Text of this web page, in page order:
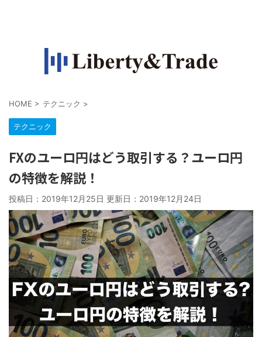
HOME > テクニック >
テクニック
FXのユーロ円はどう取引する？ユーロ円
の特徴を解説！
投稿日：2019年12月25日 更新日： 2019年12月24日